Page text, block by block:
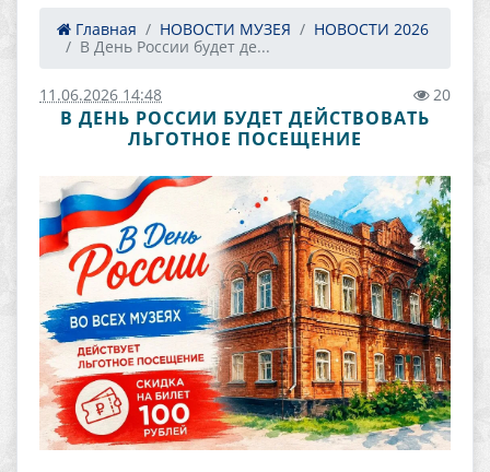
Главная НОВОСТИ МУЗЕЯ
НОВОСТИ 2026
В День России будет де...
11.06.2026 14:48 20
В ДЕНЬ РОССИИ БУДЕТ ДЕЙСТВОВАТЬ
ЛЬГОТНОЕ ПОСЕЩЕНИЕ